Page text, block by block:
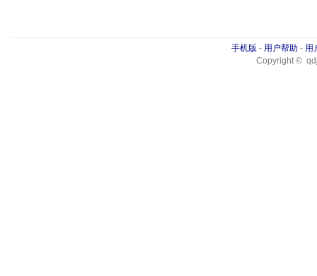
手机版 - 用户帮助 - 用
Copyright ©